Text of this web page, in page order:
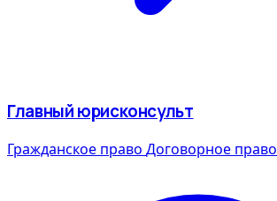
Главный юрисконсульт
Гражданское право Договорное право